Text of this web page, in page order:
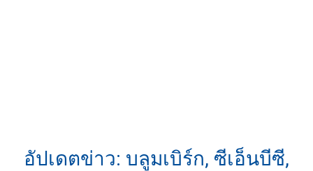
อัปเดตข่าว: บลูมเบิร์ก, ซีเอ็นบีซี,